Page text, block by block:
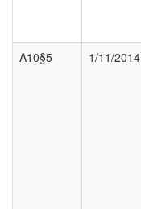
A10§5
1/11/2014